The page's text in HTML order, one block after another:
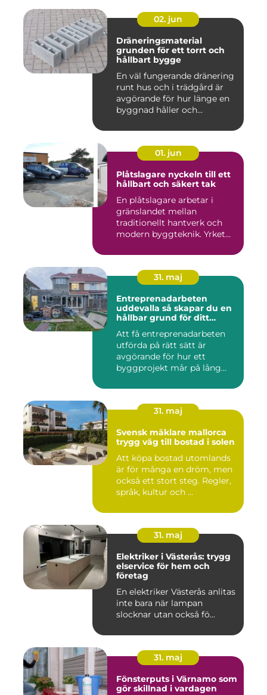
02. jun
Dräneringsmaterial
grunden för ett torrt och
hållbart bygge
En väl fungerande dränering
runt hus och i trädgård är
avgörande för hur länge en
byggnad håller och...
01. jun
Plåtslagare nyckeln till ett
hållbart och säkert tak
En plåtslagare arbetar i
gränslandet mellan
traditionellt hantverk och
modern byggteknik. Yrket
31. maj
Entreprenadarbeten
uddevalla så skapar du en
hållbar grund för ditt
Att få entreprenadarbeten
utförda på rätt sätt är
avgörande för hur ett
byggprojekt mår på lång
31. maj
Svensk mäklare mallorca
trygg väg till bostad i solen
Att köpa bostad utomlands
är för många en dröm, men
också ett stort steg. Regler,
språk, kultur och ...
31. maj
Elektriker i Västerås: trygg
elservice för hem och
företag
En elektriker Västerås anlitas
inte bara när lampan
slocknar utan också fö...
31. maj
Fönsterputs i Värnamo som
gör skillnad i vardagen